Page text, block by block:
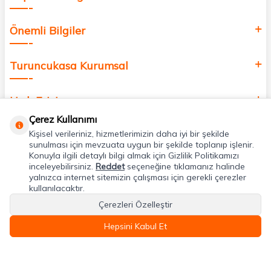
Önemli Bilgiler
Turuncukasa Kurumsal
Hızlı Erişim
Uygulamalarımız
Adres & İletişim
Çerez Kullanımı
Kişisel verileriniz, hizmetlerimizin daha iyi bir şekilde
sunulması için mevzuata uygun bir şekilde toplanıp işlenir.
Konuyla ilgili detaylı bilgi almak için Gizlilik Politikamızı
inceleyebilirsiniz. Reddetseçeneğine tıklamanız halinde
yalnızca internet sitemizin çalışması için gerekli çerezler
kullanılacaktır.
Çerezleri Özelleştir
Hepsini Kabul Et